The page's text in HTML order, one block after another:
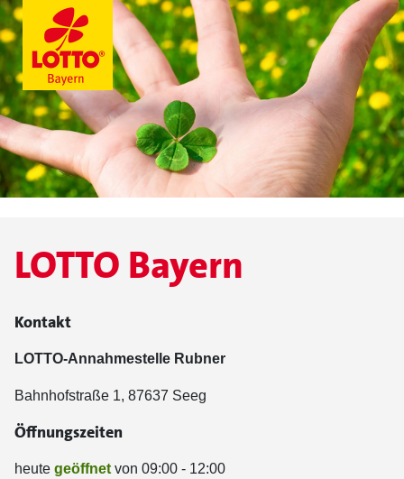
LOTTO Bayern
Kontakt
LOTTO-Annahmestelle Rubner
Bahnhofstraße 1, 87637 Seeg
Öffnungszeiten
heute geöffnet von 09:00 - 12:00